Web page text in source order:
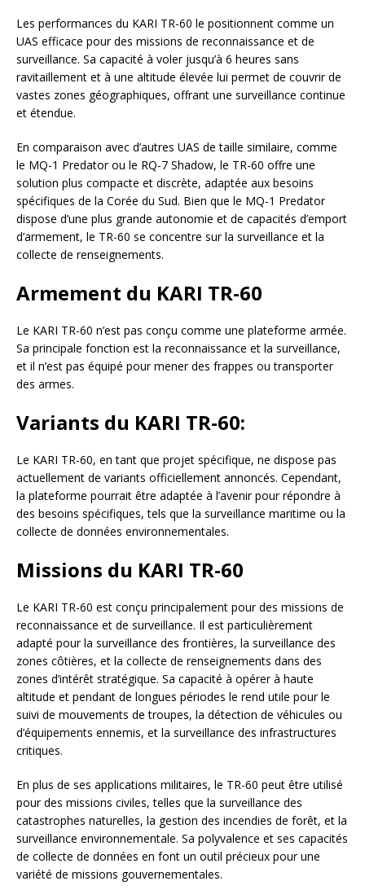
Les performances du KARI TR-60 le positionnent comme un
UAS efficace pour des missions de reconnaissance et de
surveillance. Sa capacité à voler jusqu’à 6 heures sans
ravitaillement et à une altitude élevée lui permet de couvrir de
vastes zones géographiques, offrant une surveillance continue
et étendue.
En comparaison avec d’autres UAS de taille similaire, comme
le MQ-1 Predator ou le RQ-7 Shadow, le TR-60 offre une
solution plus compacte et discrète, adaptée aux besoins
spécifiques de la Corée du Sud. Bien que le MQ-1 Predator
dispose d’une plus grande autonomie et de capacités d’emport
d’armement, le TR-60 se concentre sur la surveillance et la
collecte de renseignements.
Armement du KARI TR-60
Le KARI TR-60 n’est pas conçu comme une plateforme armée.
Sa principale fonction est la reconnaissance et la surveillance,
et il n’est pas équipé pour mener des frappes ou transporter
des armes.
Variants du KARI TR-60:
Le KARI TR-60, en tant que projet spécifique, ne dispose pas
actuellement de variants officiellement annoncés. Cependant,
la plateforme pourrait être adaptée à l’avenir pour répondre à
des besoins spécifiques, tels que la surveillance maritime ou la
collecte de données environnementales.
Missions du KARI TR-60
Le KARI TR-60 est conçu principalement pour des missions de
reconnaissance et de surveillance. Il est particulièrement
adapté pour la surveillance des frontières, la surveillance des
zones côtières, et la collecte de renseignements dans des
zones d’intérêt stratégique. Sa capacité à opérer à haute
altitude et pendant de longues périodes le rend utile pour le
suivi de mouvements de troupes, la détection de véhicules ou
d’équipements ennemis, et la surveillance des infrastructures
critiques.
En plus de ses applications militaires, le TR-60 peut être utilisé
pour des missions civiles, telles que la surveillance des
catastrophes naturelles, la gestion des incendies de forêt, et la
surveillance environnementale. Sa polyvalence et ses capacités
de collecte de données en font un outil précieux pour une
variété de missions gouvernementales.